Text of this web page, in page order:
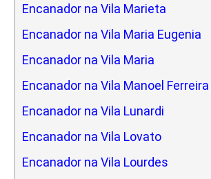
Encanador na Vila Marieta
Encanador na Vila Maria Eugenia
Encanador na Vila Maria
Encanador na Vila Manoel Ferreira
Encanador na Vila Lunardi
Encanador na Vila Lovato
Encanador na Vila Lourdes